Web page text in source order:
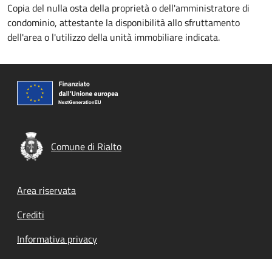
Copia del nulla osta della proprietà o dell'amministratore di
condominio, attestante la disponibilità allo sfruttamento
dell'area o l'utilizzo della unità immobiliare indicata.
Comune di Rialto
Footer menu
Area riservata
Crediti
Informativa privacy